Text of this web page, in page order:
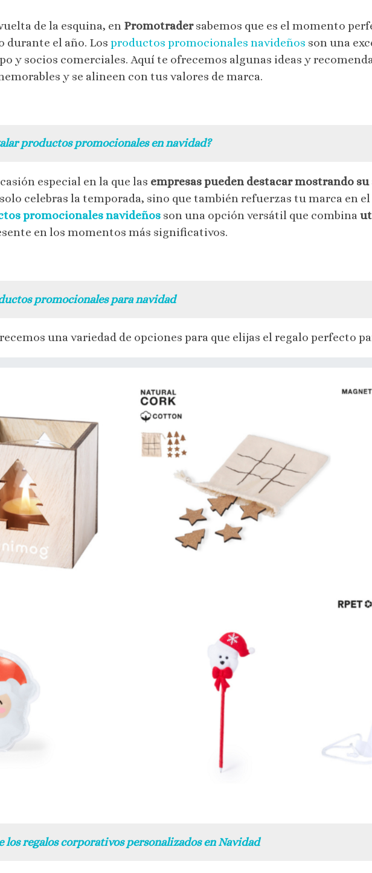
de la esquina, en Promotradersabemos que es el momento
durante el año. Losproductos promocionales navideños son una
y socios comerciales. Aquí te ofrecemos algunas ideas y
y se alineen con tus valores de marca.
productos promocionales en navidad?
especial en la que las empresas pueden destacar mostrando
celebras la temporada, sino que también refuerzas tu marca en
promocionales navideños son una opción versátil que combina
en los momentos más significativos.
promocionales para navidad
una variedad de opciones para que elijas el regalo perfecto
los regalos corporativos personalizados en Navidad